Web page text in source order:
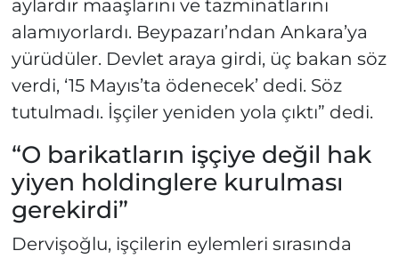
aylardır maaşlarını ve tazminatlarını
alamıyorlardı. Beypazarı’ndan Ankara’ya
yürüdüler. Devlet araya girdi, üç bakan söz
verdi, ‘15 Mayıs’ta ödenecek’ dedi. Söz
tutulmadı. İşçiler yeniden yola çıktı” dedi.
“O barikatların işçiye değil hak
yiyen holdinglere kurulması
gerekirdi”
Dervişoğlu, işçilerin eylemleri sırasında